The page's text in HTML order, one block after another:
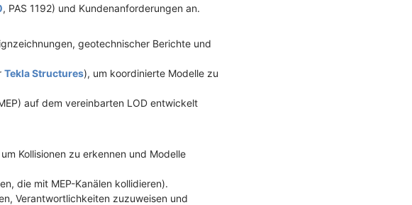
, PAS 1192) und Kundenanforderungen an.
geotechnischer Berichte und
Tekla Structures), um koordinierte Modelle zu
auf dem vereinbarten LOD entwickelt
um Kollisionen zu erkennen und Modelle
die mit MEP-Kanälen kollidieren).
Verantwortlichkeiten zuzuweisen und